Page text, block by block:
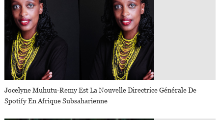
Jocelyne Muhutu-Remy Est La Nouvelle Directrice Générale De
Spotify En Afrique Subsaharienne